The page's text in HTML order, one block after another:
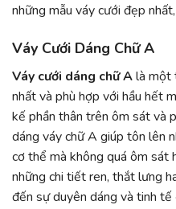
những mẫu váy cưới đẹp
Váy Cưới Dáng Chữ A
Váy cưới dáng chữ Alà một
nhất và phù hợp với hầu hết
kế phần thân trên ôm sát và
dáng váy chữ A giúp tôn lên
cơ thể mà không quá ôm sát
những chi tiết ren, thắt lưng
đến sự duyên dáng và tinh tế